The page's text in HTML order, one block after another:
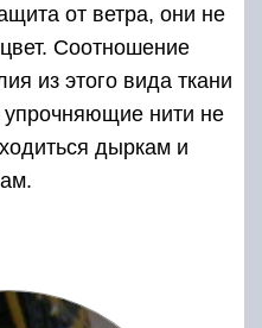
от ветра, они не
Соотношение
из этого вида ткани
нити не
дыркам и